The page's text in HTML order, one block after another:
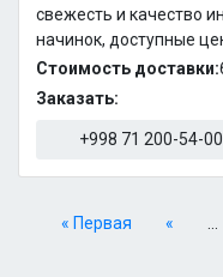
свежесть и качество
начинок, доступные
Стоимость доставки:
Заказать:
+998 71 200-54-00
« Первая «